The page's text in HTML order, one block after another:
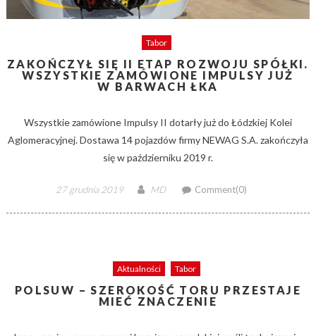
Tabor
ZAKOŃCZYŁ SIĘ II ETAP ROZWOJU SPÓŁKI.
WSZYSTKIE ZAMÓWIONE IMPULSY JUŻ
W BARWACH ŁKA
Wszystkie zamówione Impulsy II dotarły już do Łódzkiej Kolei
Aglomeracyjnej. Dostawa 14 pojazdów firmy NEWAG S.A. zakończyła
się w październiku 2019 r.
Posted
27 grudnia 2019 Author
MD Comment(0)
Aktualności Tabor
POLSUW – SZEROKOŚĆ TORU PRZESTAJE
MIEĆ ZNACZENIE